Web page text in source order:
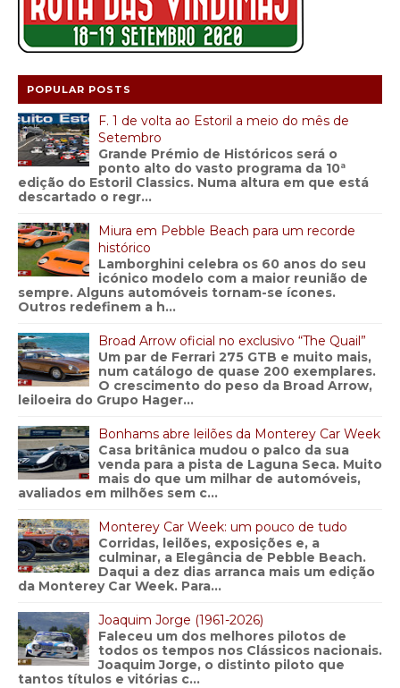
POPULAR POSTS
F. 1 de volta ao Estoril a meio do mês de
Setembro
Grande Prémio de Históricos será o
ponto alto do vasto programa da 10ª
edição do Estoril Classics. Numa altura em que está
descartado o regr...
Miura em Pebble Beach para um recorde
histórico
Lamborghini celebra os 60 anos do seu
icónico modelo com a maior reunião de
sempre. Alguns automóveis tornam-se ícones.
Outros redefinem a h...
Broad Arrow oficial no exclusivo “The Quail”
Um par de Ferrari 275 GTB e muito mais,
num catálogo de quase 200 exemplares.
O crescimento do peso da Broad Arrow,
leiloeira do Grupo Hager...
Bonhams abre leilões da Monterey Car Week
Casa britânica mudou o palco da sua
venda para a pista de Laguna Seca. Muito
mais do que um milhar de automóveis,
avaliados em milhões sem c...
Monterey Car Week: um pouco de tudo
Corridas, leilões, exposições e, a
culminar, a Elegância de Pebble Beach.
Daqui a dez dias arranca mais um edição
da Monterey Car Week. Para...
Joaquim Jorge (1961-2026)
Faleceu um dos melhores pilotos de
todos os tempos nos Clássicos nacionais.
Joaquim Jorge, o distinto piloto que
tantos títulos e vitórias c...